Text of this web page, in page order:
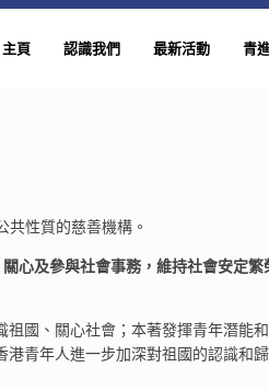
主頁 認識我們 最新活動 青
性質的慈善機構。
心及參與社會事務，維持社會安定繁
國、關心社會；本著發揮青年潛能
青年人進一步加深對祖國的認識和